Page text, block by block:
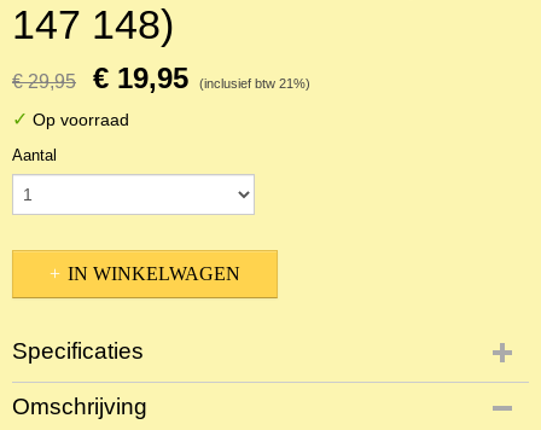
147 148)
€ 29,95 € 19,95 (inclusief btw 21%)
✓ Op voorraad
Aantal
IN WINKELWAGEN
Specificaties
Productcode
NCDOr-18638
Omschrijving